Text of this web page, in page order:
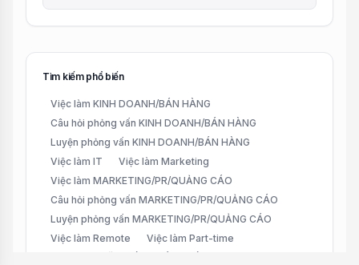
Tìm kiếm phổ biến
Việc làm KINH DOANH/BÁN HÀNG
Câu hỏi phỏng vấn KINH DOANH/BÁN HÀNG
Luyện phỏng vấn KINH DOANH/BÁN HÀNG
Việc làm IT
Việc làm Marketing
Việc làm MARKETING/PR/QUẢNG CÁO
Câu hỏi phỏng vấn MARKETING/PR/QUẢNG CÁO
Luyện phỏng vấn MARKETING/PR/QUẢNG CÁO
Việc làm Remote
Việc làm Part-time